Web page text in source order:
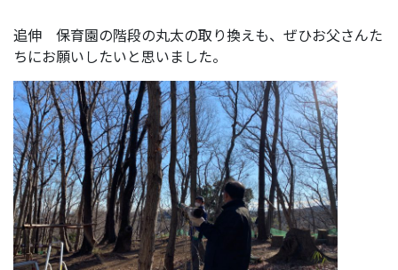
追伸 保育園の階段の丸太の取り換えも、ぜひお父さんた
ちにお願いしたいと思いました。